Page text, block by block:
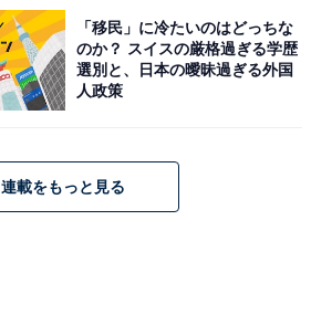
「移民」に冷たいのはどっちな
のか？ スイスの厳格過ぎる学歴
選別と、日本の曖昧過ぎる外国
人政策
連載をもっと見る